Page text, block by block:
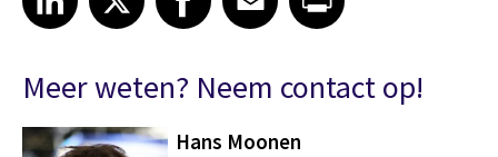
Meer weten? Neem contact op!
Hans Moonen